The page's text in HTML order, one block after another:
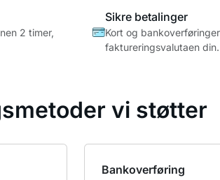
2 timer,
Sikre betalinger
Kort og
faktureringsvalutaen din.
vi støtter
Bankoverføring